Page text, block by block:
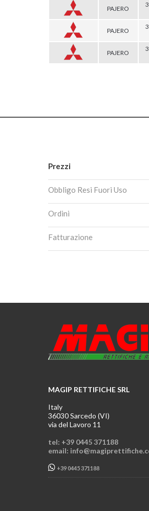
PAJERO
PAJERO
PAJERO
Prezzi
Obbligo Resi Fuori Uso
Ordini
Fatturazione
MAGIP RETTIFICHE SRL
Italy
36030 Sarcedo (VI)
via del Lavoro 11
tel: +39 0445 371188
email:
+39 0445 371188